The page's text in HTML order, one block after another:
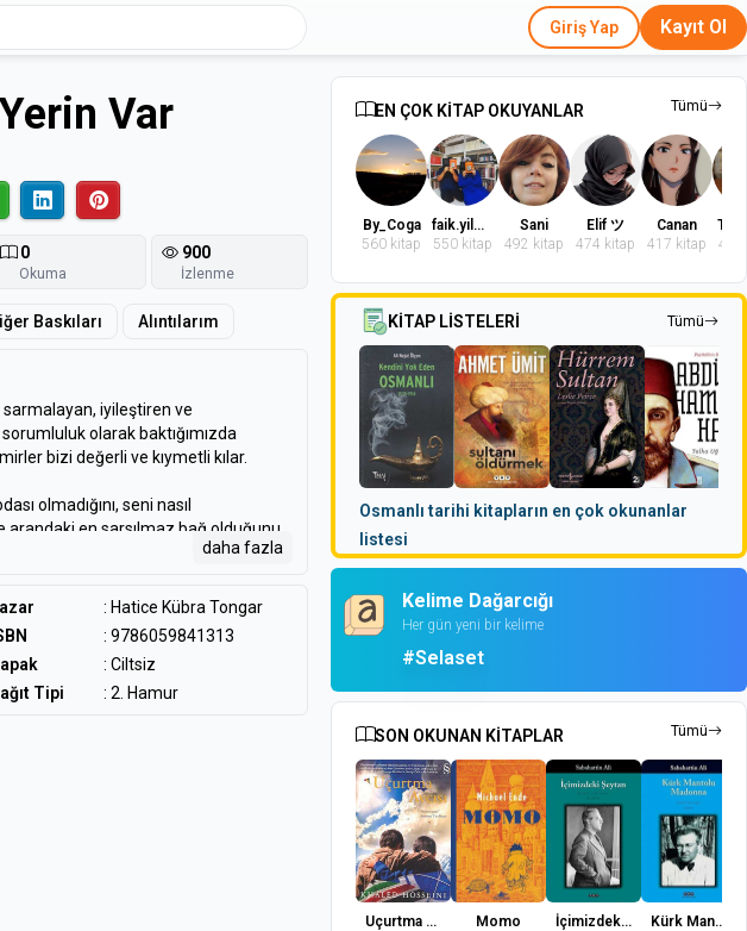
Giriş Yap Kayıt Ol
Var
0
Okuma
900
İzlenme
Baskıları Alıntılarım
sarmalayan, iyileştiren ve
olarak baktığımızda
bizi değerli ve kıymetli kılar.
olmadığını, seni nasıl
arandaki en sarsılmaz bağ olduğunu
bir yol haritası gibi, yolunu bulmanı
daha fazla
: Hatice Kübra Tongar
: 9786059841313
: Ciltsiz
Tipi : 2. Hamur
EN ÇOK KİTAP OKUYANLAR Tümü
By_Coga
560 kitap
faik.yilmaz.9
550 kitap
Sani
492 kitap
Elif ツ
474 kitap
Canan
417 kitap
402
KİTAP LİSTELERİ Tümü
Osmanlı tarihi kitapların en çok okunanlar
listesi
Kelime Dağarcığı
Her gün yeni bir kelime
#Selaset
SON OKUNAN KİTAPLAR Tümü
Uçurtma Avcısı
Momo
İçimizdeki Şeytan
Kürk Mantolu Madonna